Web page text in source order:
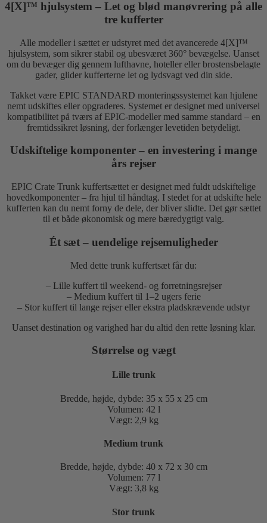
4[X]™ hjulsystem – Let og blød manøvrering på alle
tre kufferter
Alle modeller i sættet er udstyret med det avancerede 4[X]™
hjulsystem, som sikrer stabil og ubesværet 360° bevægelse. Uanset
om du bevæger dig gennem lufthavne, hoteller eller brostensbelagte
gader, glider kufferterne let og lydsvagt ved din side.
Takket være EPIC STANDARD monteringssystemet kan hjulene
nemt udskiftes eller opgraderes. Systemet er designet med universel
kompatibilitet på tværs af EPIC-modeller med samme standard – en
fremtidssikret løsning, der forlænger levetiden betydeligt.
Udskiftelige komponenter – en investering i mange
års rejser
EPIC Crate Trunk kuffertsættet er designet med fuldt udskiftelige
hovedkomponenter – fra hjul til håndtag. I stedet for at udskifte hele
kufferten kan du nemt forny de dele, der bliver slidte. Det gør sættet
til et både økonomisk og mere bæredygtigt valg.
Ét sæt – uendelige rejsemuligheder
Med dette trunk kuffertsæt får du:
– Lille kuffert til weekend- og forretningsrejser
– Medium kuffert til 1–2 ugers ferie
– Stor kuffert til lange rejser eller ekstra pladskrævende udstyr
Uanset destination og varighed har du altid den rette løsning klar.
Størrelse og vægt
Lille trunk
Bredde, højde, dybde: 35 x 55 x 25 cm
Volumen: 42 l
Vægt: 2,9 kg
Medium trunk
Bredde, højde, dybde: 40 x 72 x 30 cm
Volumen: 77 l
Vægt: 3,8 kg
Stor trunk